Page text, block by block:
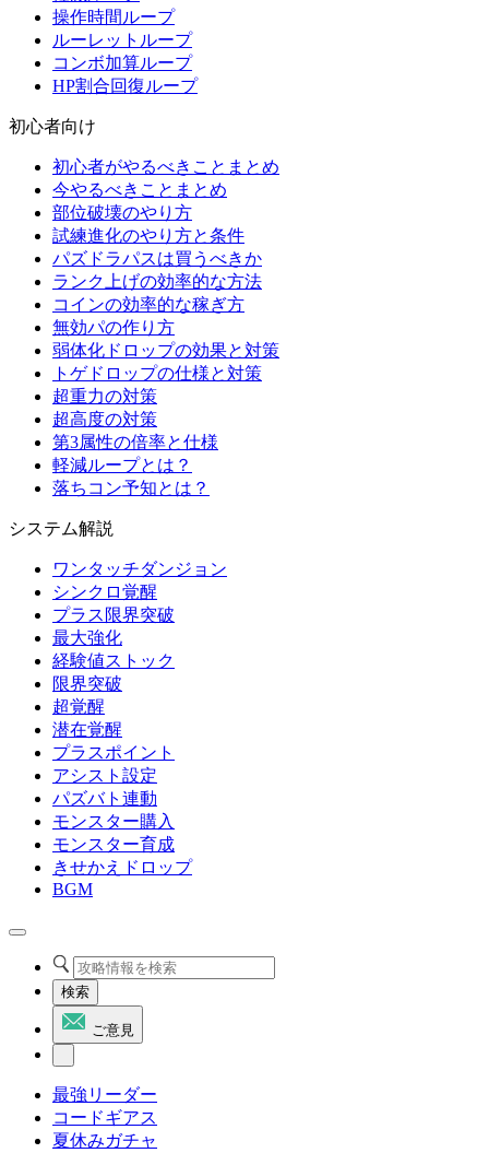
操作時間ループ
ルーレットループ
コンボ加算ループ
HP割合回復ループ
初心者向け
初心者がやるべきことまとめ
今やるべきことまとめ
部位破壊のやり方
試練進化のやり方と条件
パズドラパスは買うべきか
ランク上げの効率的な方法
コインの効率的な稼ぎ方
無効パの作り方
弱体化ドロップの効果と対策
トゲドロップの仕様と対策
超重力の対策
超高度の対策
第3属性の倍率と仕様
軽減ループとは？
落ちコン予知とは？
システム解説
ワンタッチダンジョン
シンクロ覚醒
プラス限界突破
最大強化
経験値ストック
限界突破
超覚醒
潜在覚醒
プラスポイント
アシスト設定
パズバト連動
モンスター購入
モンスター育成
きせかえドロップ
BGM
検索
ご意見
最強リーダー
コードギアス
夏休みガチャ